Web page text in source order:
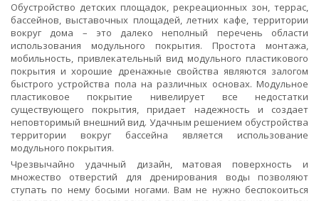
Обустройство детских площадок, рекреационных зон, террас,
бассейнов, выставочных площадей, летних кафе, территории
вокруг дома – это далеко неполный перечень области
использования модульного покрытия. Простота монтажа,
мобильность, привлекательный вид модульного пластикового
покрытия и хорошие дренажные свойства являются залогом
быстрого устройства пола на различных основах. Модульное
пластиковое покрытие нивелирует все недостатки
существующего покрытия, придает надежность и создает
неповторимый внешний вид. Удачным решением обустройства
территории вокруг бассейна является использование
модульного покрытия.
Чрезвычайно удачный дизайн, матовая поверхность и
множество отверстий для дренирования воды позволяют
ступать по нему босыми ногами. Вам не нужно беспокоиться